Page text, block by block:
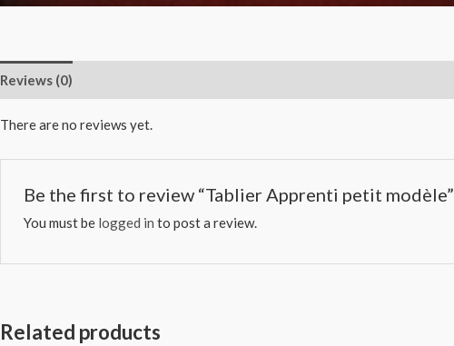
Reviews (0)
There are no reviews yet.
Be the first to review “Tablier Apprenti petit modèle”
You must be logged in to post a review.
Related products